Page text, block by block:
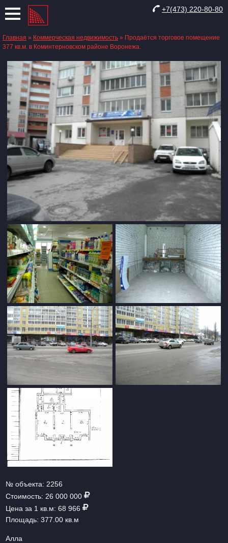
+7(473) 220-80-80
Главная » Коммерческая недвижимость » Продаётся торговое помещение
377 кв.м. в Коминтерновском районе Воронежа.
№ объекта: 2256
Стоимость: 26 000 000
Цена за 1 кв.м:68 966
Площадь:377.00 кв.м
Алла